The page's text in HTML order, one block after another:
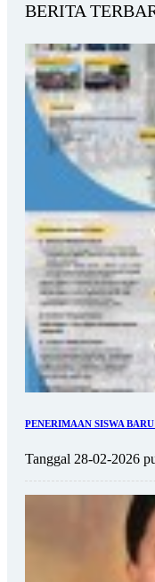
BERITA
PENERIMAAN SISWA
Tanggal 28-02-2026